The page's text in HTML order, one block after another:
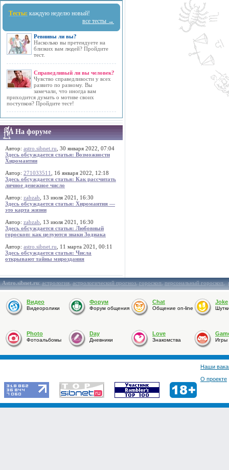
Тесты: каждую неделю новый!
все тесты →
Ревнивы ли вы?
Насколько вы претендуете на
близких вам людей? Пройдите
тест.
Справедливый ли вы человек?
Чувство справедливости у всех
развито по разному. Вы
замечали, что иногда вам
приходится думать о мотиве своих
поступков? Пройдите тест!
На форуме
Автор: astro.sibnet.ru , 30 января 2022, 07:04
Здесь обсуждается статья: Возможности
Хиромантии
Автор: 271033511
, 16 января 2022, 12:18
Здесь обсуждается статья: Как рассчитать
личное денежное число
Автор: zabzab , 13 июля 2021, 16:30
Здесь обсуждается статья: Хиромантия —
это карта жизни
Автор: zabzab , 13 июля 2021, 16:30
Здесь обсуждается статья: Любовный
гороскоп: как целуются знаки Зодиака
Автор: astro.sibnet.ru , 11 марта 2021, 00:11
Здесь обсуждается статья: Числа
открывают тайны мироздания
Astro.sibnet.ru:астрология,астрологический прогноз,гороскоп,персональный гороскоп,
Видео
Видеоролики
Форум
Форум общения
Chat
Общение on-line
Joke
Photo
Фотоальбомы
Day
Дневники
Love
Знакомства Игры
Наши
О проекте